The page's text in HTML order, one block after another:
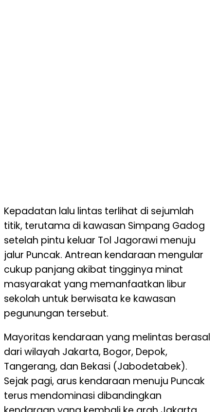
Kepadatan lalu lintas terlihat di sejumlah
titik, terutama di kawasan Simpang Gadog
setelah pintu keluar Tol Jagorawi menuju
jalur Puncak. Antrean kendaraan mengular
cukup panjang akibat tingginya minat
masyarakat yang memanfaatkan libur
sekolah untuk berwisata ke kawasan
pegunungan tersebut.
Mayoritas kendaraan yang melintas berasal
dari wilayah Jakarta, Bogor, Depok,
Tangerang, dan Bekasi (Jabodetabek).
Sejak pagi, arus kendaraan menuju Puncak
terus mendominasi dibandingkan